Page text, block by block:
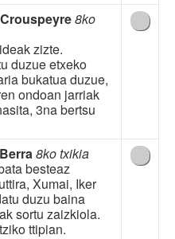
8ko
zizte.
duzue etxeko
bukatua duzue,
ondoan jarriak
3na bertsu
8ko txikia
besteaz
Xumai, Iker
duzu baina
sortu zaizkiola.
ttipian.